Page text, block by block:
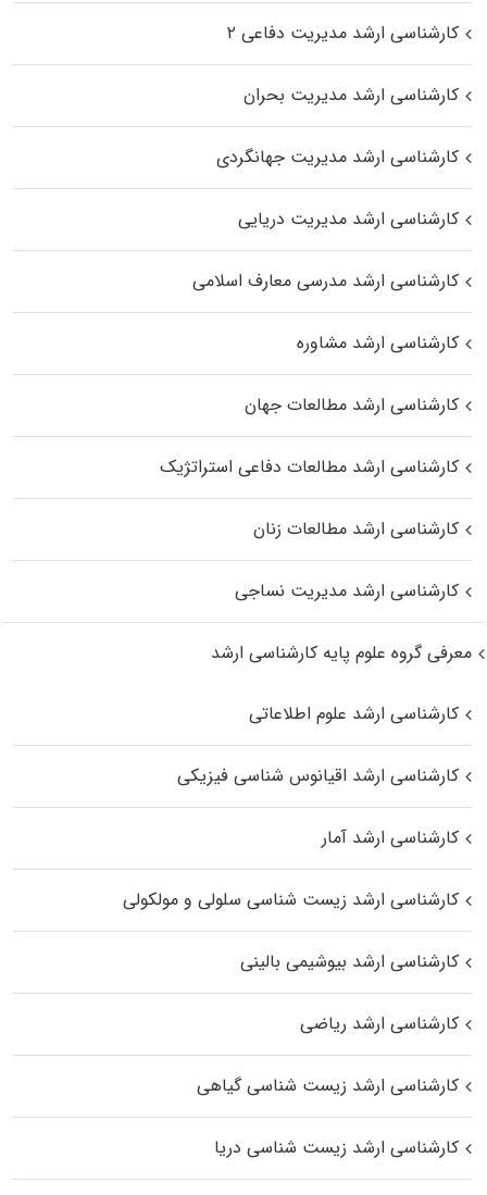
کارشناسی ارشد مدیریت دفاعی ۲
کارشناسی ارشد مدیریت بحران
کارشناسی ارشد مدیریت جهانگردی
کارشناسی ارشد مدیریت دریایی
کارشناسی ارشد مدرسی معارف اسلامی
کارشناسی ارشد مشاوره
کارشناسی ارشد مطالعات جهان
کارشناسی ارشد مطالعات دفاعی استراتژیک
کارشناسی ارشد مطالعات زنان
کارشناسی ارشد مدیریت نساجی
معرفی گروه علوم پایه کارشناسی ارشد
کارشناسی ارشد علوم اطلاعاتی
کارشناسی ارشد اقیانوس‌ شناسی فیزیکی
کارشناسی ارشد آمار
کارشناسی ارشد زیست شناسی سلولی و مولکولی
کارشناسی ارشد بیوشیمی بالینی
کارشناسی ارشد ریاضی
کارشناسی ارشد زیست‌ شناسی گیاهی
کارشناسی ارشد زیست‌ شناسی دریا